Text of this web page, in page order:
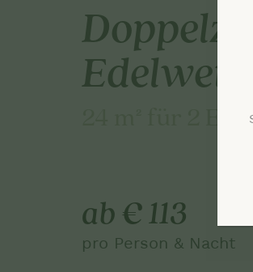
Edelweiss
24 m² für 2
ab € 113
pro Person & Nacht